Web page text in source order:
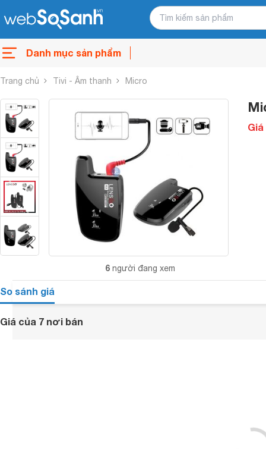
Danh mục sản phẩm
Trang chủ Tivi - Âm thanh Micro
6 người đang xem
Giá
So sánh giá
Giá của 7 nơi bán